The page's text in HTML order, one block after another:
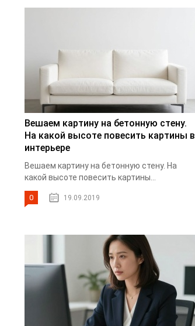
Вешаем картину на бетонную стену.
На какой высоте повесить картины в
интерьере
Вешаем картину на бетонную стену. На
какой высоте повесить картины...
0 19.09.2019